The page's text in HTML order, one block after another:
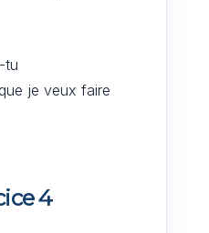
tu
je veux faire
4